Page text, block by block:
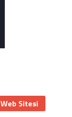
Web Sitesi